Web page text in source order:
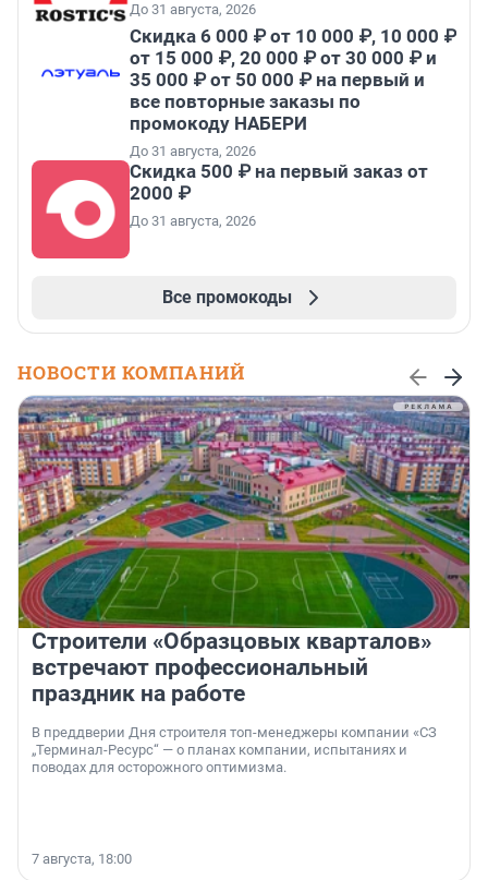
До 31 августа, 2026
Скидка 6 000 ₽ от 10 000 ₽, 10 000 ₽
от 15 000 ₽, 20 000 ₽ от 30 000 ₽ и
35 000 ₽ от 50 000 ₽ на первый и
все повторные заказы по
промокоду НАБЕРИ
До 31 августа, 2026
Скидка 500 ₽ на первый заказ от
2000 ₽
До 31 августа, 2026
Все промокоды
НОВОСТИ КОМПАНИЙ
Строители «Образцовых кварталов»
встречают профессиональный
праздник на работе
В преддверии Дня строителя топ-менеджеры компании «СЗ
„Терминал-Ресурс“ — о планах компании, испытаниях и
поводах для осторожного оптимизма.
7 августа, 18:00